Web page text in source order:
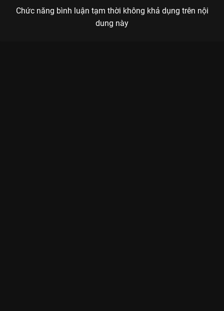
Chức năng bình luận tạm thời không khả dụng trên nội
dung này